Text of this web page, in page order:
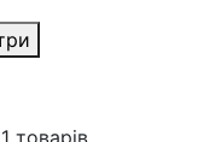
товарів